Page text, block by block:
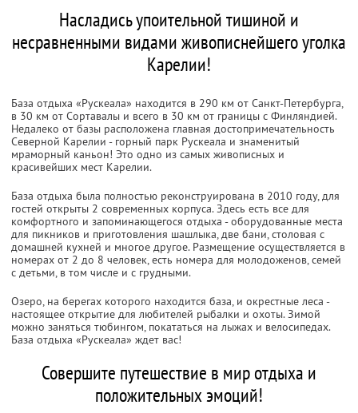
Насладись упоительной тишиной и
несравненными видами живописнейшего уголка
Карелии!
База отдыха «Рускеала» находится в 290 км от Санкт-Петербурга,
в 30 км от Сортавалы и всего в 30 км от границы с Финляндией.
Недалеко от базы расположена главная достопримечательность
Северной Карелии - горный парк Рускеала и знаменитый
мраморный каньон! Это одно из самых живописных и
красивейших мест Карелии.
База отдыха была полностью реконструирована в 2010 году, для
гостей открыты 2 современных корпуса. Здесь есть все для
комфортного и запоминающегося отдыха - оборудованные места
для пикников и приготовления шашлыка, две бани, столовая с
домашней кухней и многое другое. Размещение осуществляется в
номерах от 2 до 8 человек, есть номера для молодоженов, семей
с детьми, в том числе и с грудными.
Озеро, на берегах которого находится база, и окрестные леса -
настоящее открытие для любителей рыбалки и охоты. Зимой
можно заняться тюбингом, покататься на лыжах и велосипедах.
База отдыха «Рускеала» ждет вас!
Совершите путешествие в мир отдыха и
положительных эмоций!